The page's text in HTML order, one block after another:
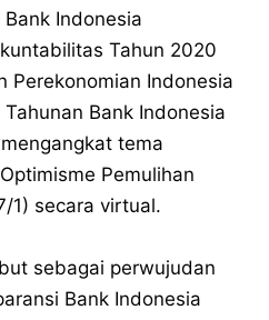
Indonesia
Tahun 2020
Perekonomian Indonesia
Bank Indonesia
tema
Pemulihan
1) secara virtual.
sebagai perwujudan
Bank Indonesia